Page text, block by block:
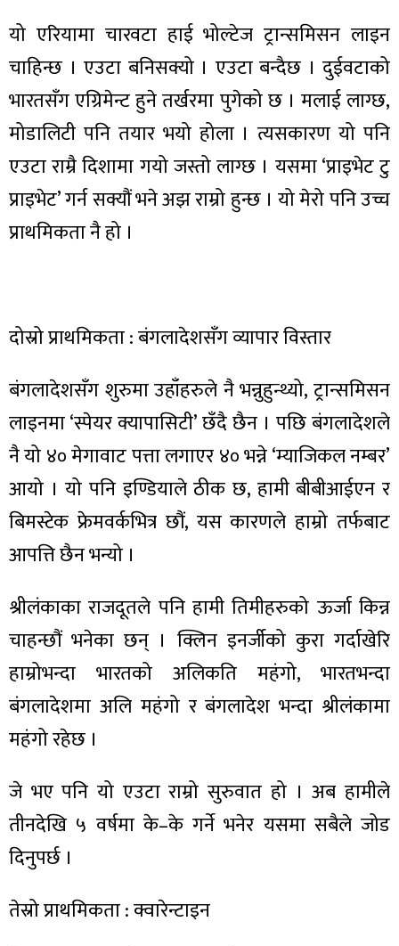
यो एरियामा चारवटा हाई भोल्टेज ट्रान्समिसन लाइन
चाहिन्छ । एउटा बनिसक्यो । एउटा बन्दैछ । दुईवटाको
भारतसँग एग्रिमेन्ट हुने तर्खरमा पुगेको छ । मलाई लाग्छ,
मोडालिटी पनि तयार भयो होला । त्यसकारण यो पनि
एउटा राम्रै दिशामा गयो जस्तो लाग्छ । यसमा ‘प्राइभेट टु
प्राइभेट’ गर्न सक्यौं भने अझ राम्रो हुन्छ । यो मेरो पनि उच्च
प्राथमिकता नै हो ।
दोस्रो प्राथमिकता : बंगलादेशसँग व्यापार विस्तार
बंगलादेशसँग शुरुमा उहाँहरुले नै भन्नुहुन्थ्यो, ट्रान्समिसन
लाइनमा ‘स्पेयर क्यापासिटी’ छँदै छैन । पछि बंगलादेशले
नै यो ४० मेगावाट पत्ता लगाएर ४० भन्ने ‘म्याजिकल नम्बर’
आयो । यो पनि इण्डियाले ठीक छ, हामी बीबीआईएन र
बिमस्टेक फ्रेमवर्कभित्र छौं, यस कारणले हाम्रो तर्फबाट
आपत्ति छैन भन्यो ।
श्रीलंकाका राजदूतले पनि हामी तिमीहरुको ऊर्जा किन्न
चाहन्छौं भनेका छन् । क्लिन इनर्जीको कुरा गर्दाखेरि
हाम्रोभन्दा भारतको अलिकति महंगो, भारतभन्दा
बंगलादेशमा अलि महंगो र बंगलादेश भन्दा श्रीलंकामा
महंगो रहेछ ।
जे भए पनि यो एउटा राम्रो सुरुवात हो । अब हामीले
तीनदेखि ५ वर्षमा के–के गर्ने भनेर यसमा सबैले जोड
दिनुपर्छ ।
तेस्रो प्राथमिकता : क्वारेन्टाइन